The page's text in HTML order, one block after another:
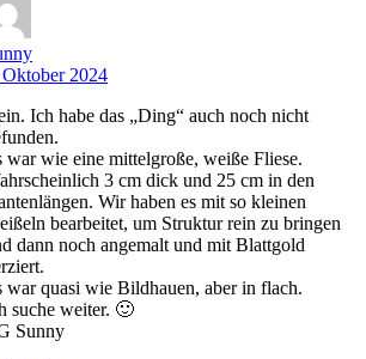
2024
Ich habe das „Ding“ auch noch nicht
war wie eine mittelgroße, weiße Fliese.
3 cm dick und 25 cm in den
Wir haben es mit so kleinen
bearbeitet, um Struktur rein zu bringen
dann noch angemalt und mit Blattgold
war quasi wie Bildhauen, aber in flach.
suche weiter. 🙂
Sunny